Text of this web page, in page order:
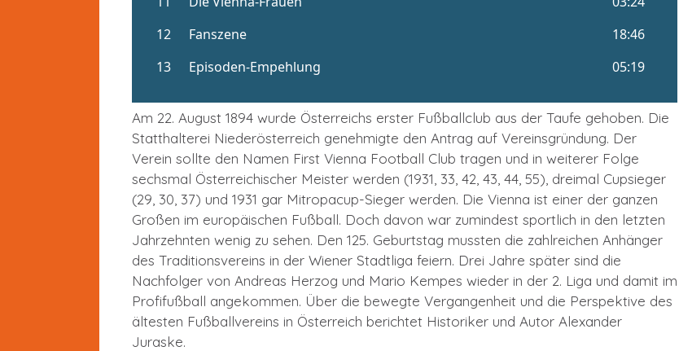
Am 22. August 1894 wurde Österreichs erster Fußballclub aus der Taufe gehoben. Die
Statthalterei Niederösterreich genehmigte den Antrag auf Vereinsgründung. Der
Verein sollte den Namen First Vienna Football Club tragen und in weiterer Folge
sechsmal Österreichischer Meister werden (1931, 33, 42, 43, 44, 55), dreimal Cupsieger
(29, 30, 37) und 1931 gar Mitropacup-Sieger werden. Die Vienna ist einer der ganzen
Großen im europäischen Fußball. Doch davon war zumindest sportlich in den letzten
Jahrzehnten wenig zu sehen. Den 125. Geburtstag mussten die zahlreichen Anhänger
des Traditionsvereins in der Wiener Stadtliga feiern. Drei Jahre später sind die
Nachfolger von Andreas Herzog und Mario Kempes wieder in der 2. Liga und damit im
Profifußball angekommen. Über die bewegte Vergangenheit und die Perspektive des
ältesten Fußballvereins in Österreich berichtet Historiker und Autor Alexander
Juraske.